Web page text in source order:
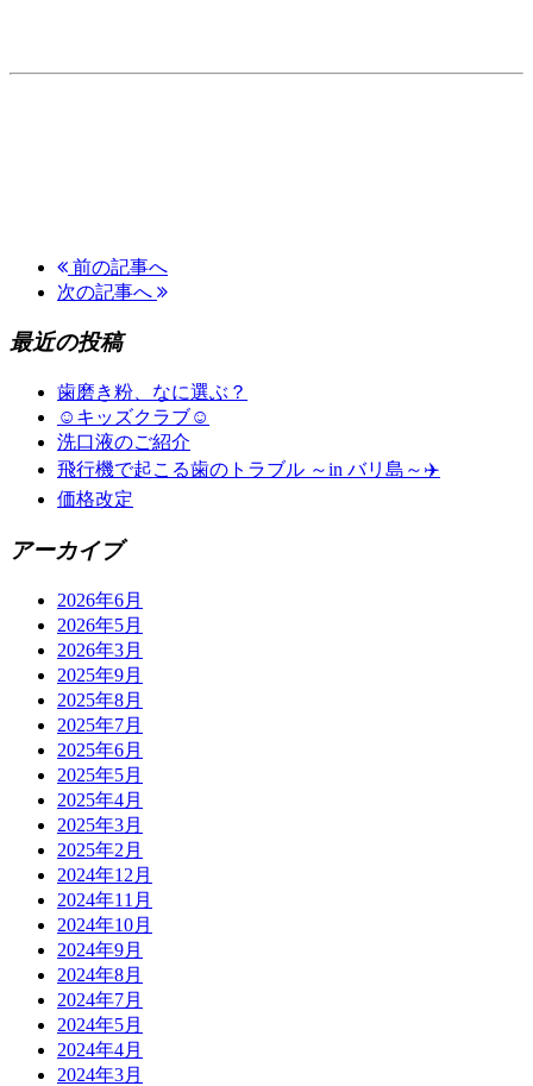
前の記事へ
次の記事へ
最近の投稿
歯磨き粉、なに選ぶ？
☺︎キッズクラブ☺︎
洗口液のご紹介
飛行機で起こる歯のトラブル ～in バリ島～✈️
価格改定
アーカイブ
2026年6月
2026年5月
2026年3月
2025年9月
2025年8月
2025年7月
2025年6月
2025年5月
2025年4月
2025年3月
2025年2月
2024年12月
2024年11月
2024年10月
2024年9月
2024年8月
2024年7月
2024年5月
2024年4月
2024年3月